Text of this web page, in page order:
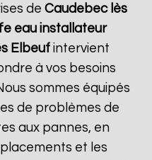
de Caudebec lès
eau installateur
Elbeuf intervient
à vos besoins
sommes équipés
de problèmes de
aux pannes, en
et les